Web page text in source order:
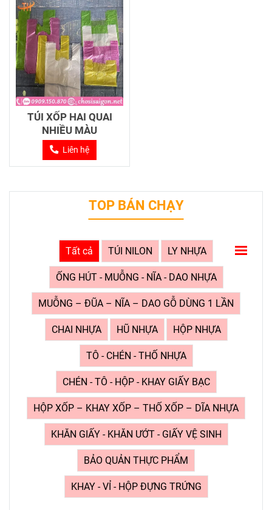
TÚI XỐP HAI QUAI
NHIỀU MÀU
Liên hệ
TOP BÁN CHẠY
Tất cả TÚI NILON LY NHỰA
ỐNG HÚT - MUỖNG - NĨA - DAO NHỰA
MUỖNG – ĐŨA – NĨA – DAO GỖ DÙNG 1 LẦN
CHAI NHỰA HŨ NHỰA HỘP NHỰA
TÔ - CHÉN - THỐ NHỰA
CHÉN - TÔ - HỘP - KHAY GIẤY BẠC
HỘP XỐP – KHAY XỐP – THỐ XỐP – DĨA NHỰA
KHĂN GIẤY - KHĂN ƯỚT - GIẤY VỆ SINH
BẢO QUẢN THỰC PHẨM
KHAY - VỈ - HỘP ĐỰNG TRỨNG